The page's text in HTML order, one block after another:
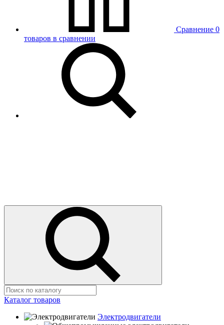
Сравнение 0
товаров в сравнении
Каталог товаров
Электродвигатели